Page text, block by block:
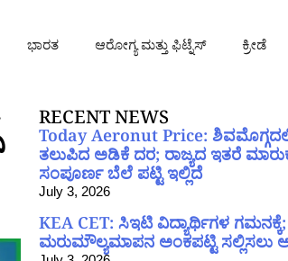
ಭಾರತ ಆರೋಗ್ಯ ಮತ್ತು ಫಿಟ್ನೆಸ್ ಕ್ರೀಡೆ
RECENT NEWS
Today Aeronut Price:
ತಲುಪಿದ ಅಡಿಕೆ ದರ; ರಾಜ್ಯದ ಇತರೆ
ಸಂಪೂರ್ಣ ಬೆಲೆ ಪಟ್ಟಿ ಇಲ್ಲಿದೆ
July 3, 2026
KEA CET: ಸಿಇಟಿ ವಿದ್ಯಾರ್ಥಿಗಳ ಗಮನಕ್ಕೆ;
ಮರುಮೌಲ್ಯಮಾಪನ ಅಂಕಪಟ್ಟಿ ಸಲ್ಲಿಸಲು